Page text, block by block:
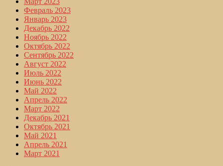
Февраль 2023
Январь 2023
Декабрь 2022
Ноябрь 2022
Октябрь 2022
Сентябрь 2022
Август 2022
Июль 2022
Июнь 2022
Май 2022
Апрель 2022
Март 2022
Декабрь 2021
Октябрь 2021
Май 2021
Апрель 2021
Март 2021